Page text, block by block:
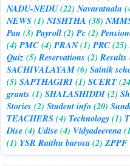
NADU-NEDU(22) Navaratnalu
NEWS(1) NISHTHA (38)
Pan (3) Payroll(2) Pc(2)
(4) PMC(4) PRAN(1) PRC(25)
Quiz(5) Reservations (2) Results
SACHIVALAYAM(6) Sainik
(5) SAPTHAGIRI(1) SCERT
grants (1) SHALASHIDDI(2)
Stories (2) Student info(20)
TEACHERS(4) Technology(1)
Dise(4) Udise(4) Vidyadeevena
(1) YSR Raithu barosa(2) ZPPF